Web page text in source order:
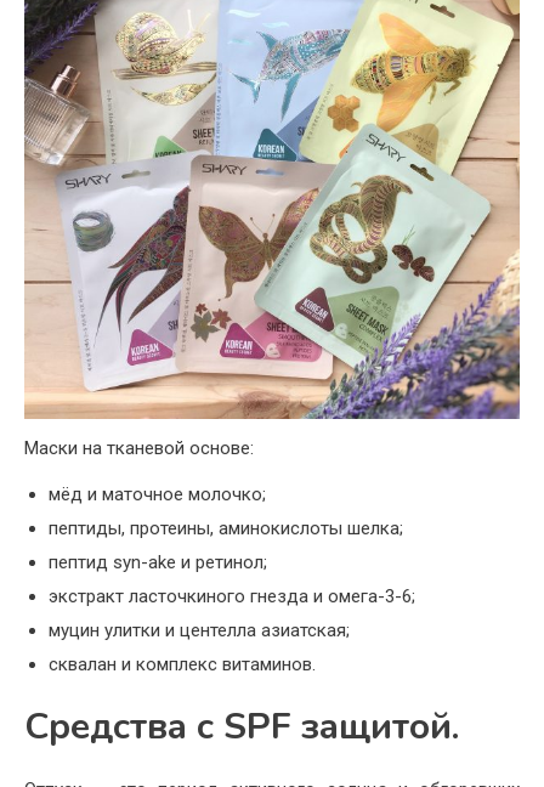
Маски на тканевой основе:
мёд и маточное молочко;
пептиды, протеины, аминокислоты шелка;
пептид syn-ake и ретинол;
экстракт ласточкиного гнезда и омега-3-6;
муцин улитки и центелла азиатская;
сквалан и комплекс витаминов.
Средства с SPF защитой.